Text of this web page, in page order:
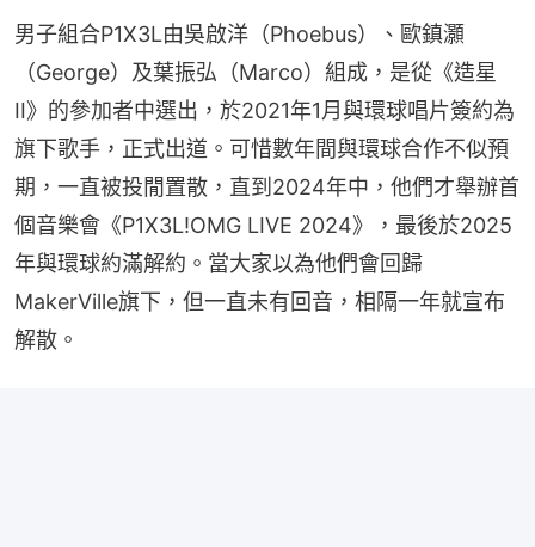
男子組合P1X3L由吳啟洋（Phoebus）、歐鎮灝
（George）及葉振弘（Marco）組成，是從《造星
II》的參加者中選出，於2021年1月與環球唱片簽約為
旗下歌手，正式出道。可惜數年間與環球合作不似預
期，一直被投閒置散，直到2024年中，他們才舉辦首
個音樂會《P1X3L!OMG LIVE 2024》，最後於2025
年與環球約滿解約。當大家以為他們會回歸
MakerVille旗下，但一直未有回音，相隔一年就宣布
解散。